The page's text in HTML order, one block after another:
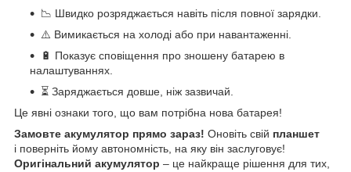
📉 Швидко розряджається навіть після повної зарядки.
⚠️ Вимикається на холоді або при навантаженні.
🔋 Показує сповіщення про зношену батарею в
налаштуваннях.
⏳ Заряджається довше, ніж зазвичай.
Це явні ознаки того, що вам потрібна нова батарея!
Замовте акумулятор прямо зараз! Оновіть свій планшет
і поверніть йому автономність, на яку він заслуговує!
Оригінальний акумулятор – це найкраще рішення для тих,